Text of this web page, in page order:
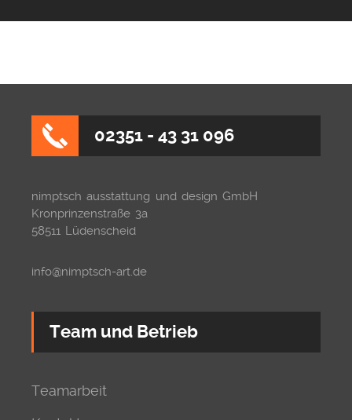
02351 - 43 31 096
nimptsch ausstattung und design GmbH
Kronprinzenstraße 3a
58511 Lüdenscheid
info@nimptsch-art.de
Team und Betrieb
Teamarbeit